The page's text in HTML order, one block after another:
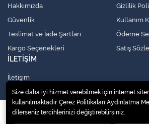
Hakkımızda
Güvenlik
Teslimat ve İade Şartları
Kargo Seçenekleri
Gizlilik
Kullanım
Ödeme
Satış
İLETİŞİM
İletişim
© 2020Küresel Soğutma Sistemleri Yedek Parça
Size daha iyi hizmet verebilmek için internet
kullanılmaktadır. Çerez Politikaları Aydınlatma
dilerseniz tercihlerinizi değiştirebilirsiniz.